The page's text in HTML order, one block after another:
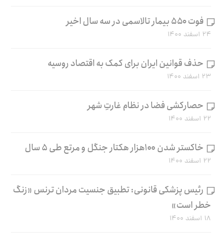
فوت ۵۵۰ بیمار تالاسمی در سه سال اخیر
۲۴ اسفند ۱۴۰۰
حذف قوانین ایران برای کمک به اقتصاد روسیه
۲۳ اسفند ۱۴۰۰
حصارکشی فضا در نظام غارتِ شهر
۲۲ اسفند ۱۴۰۰
خاکستر شدن ۱۰۰هزار هکتار جنگل و مرتع طی ۵ سال
۲۲ اسفند ۱۴۰۰
رئیس پزشکی قانونی: تطبیق جنسیت مردان ترنس «زنگ
خطر است»
۱۸ اسفند ۱۴۰۰